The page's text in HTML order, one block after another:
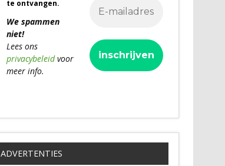
te ontvangen.
We spammen
niet!
Lees ons
privacybeleidvoor
meer info.
ADVERTENTIES